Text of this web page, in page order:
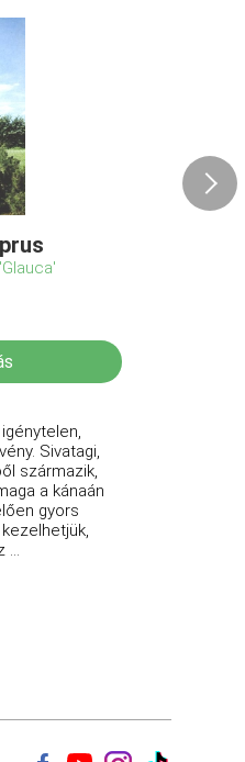
Sivatagi,
származik,
a kánaán
gyors
...